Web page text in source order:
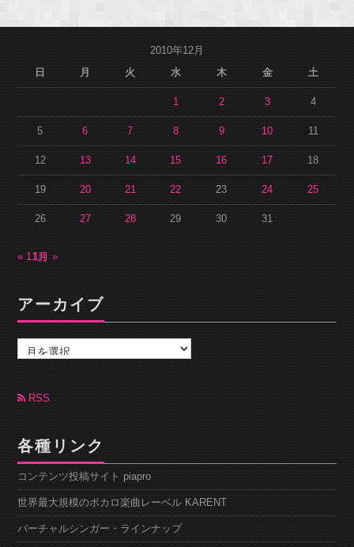
2010年12月
日
月 火 水 木 金 土
1 2 3 4
5 6 7 8 9 10 11
12 13 14 15 16 17 18
19 20 21 22 23 24 25
26 27 28 29 30 31
« 11月1月 »
アーカイブ
カ
ブ RSS
各種リンク
コンテンツ投稿サイト piapro
世界最大規模のボカロ楽曲レーベル KARENT
バーチャルシンガー・ラインナップ